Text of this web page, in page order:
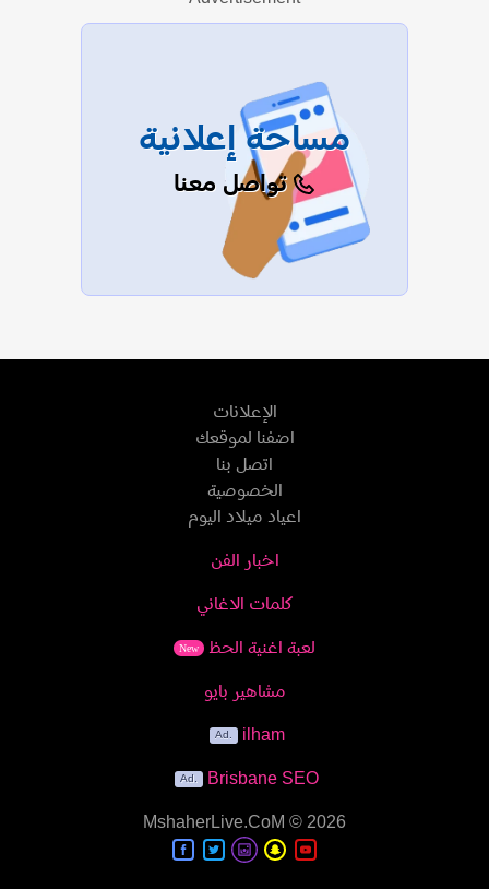
عرض الكل
مساحة إعلانية
تواصل معنا
الإعلانات
اضفنا لموقعك
اتصل بنا
الخصوصية
اعياد ميلاد اليوم
اخبار الفن
كلمات الاغاني
لعبة اغنية الحظ New
مشاهير بايو
ilham
Brisbane SEO
MshaherLive.CoM © 2026